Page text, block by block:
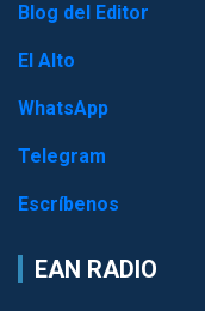
Blog del Editor
El Alto
WhatsApp
Telegram
Escríbenos
EAN RADIO